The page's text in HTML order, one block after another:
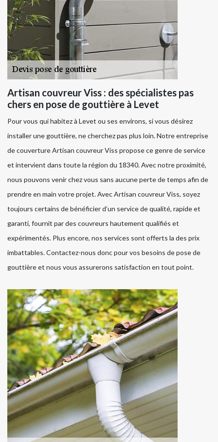
Artisan couvreur Viss : des spécialistes pas
chers en pose de gouttière à Levet
Pour vous qui habitez à Levet ou ses environs, si vous désirez
installer une gouttière, ne cherchez pas plus loin. Notre entreprise
de couverture Artisan couvreur Viss propose ce genre de service
et intervient dans toute la région du 18340. Avec notre proximité,
nous pouvons venir chez vous sans aucune perte de temps afin de
prendre en main votre projet. Avec Artisan couvreur Viss, soyez
toujours certains de bénéficier d’un service de qualité, rapide et
garanti, fournit par des couvreurs hautement qualifiés et
expérimentés. Plus encore, nos services sont offerts la des prix
imbattables. Contactez-nous donc pour vos besoins de pose de
gouttière et nous vous assurerons satisfaction en tout point.